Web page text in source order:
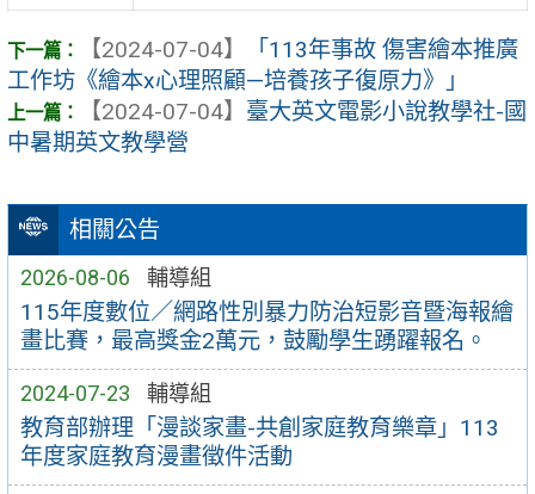
相關公告
2026-08-06 輔導組
115年度數位／網路性別暴力防治短影音暨海報繪
畫比賽，最高獎金2萬元，鼓勵學生踴躍報名。
2024-07-23 輔導組
教育部辦理「漫談家畫-共創家庭教育樂章」113
年度家庭教育漫畫徵件活動
【2024-07-04】
「113年事故 傷害繪本推廣
工作坊《繪本x心理照顧—培養孩子復原力》」
【2024-07-04】 臺大英文電影小說教學社-國
中暑期英文教學營